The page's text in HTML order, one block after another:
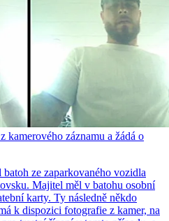
kamerového záznamu a žádá o
ze zaparkovaného vozidla
Majitel měl v batohu osobní
karty. Ty následně někdo
k dispozici fotografie z kamer, na